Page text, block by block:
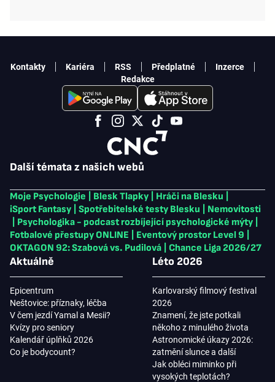
Další témata z našich webů
Moje Psychologie Blesk Tlapky Hráči na Blesku
iSport Fantasy
Spotřebitelské testy Blesku
Nemovitosti
Psychologika - podcast rozbíjející psychologické mýty
Fotbalové přestupy ONLINE
Eventový prostor Level 9
OKTAGON 92: Szabová vs. Pudilová
Chance Liga 2026/27
Aktuálně
Epicentrum
Neštovice: příznaky, léčba
V čem jezdí Yamal a Mesii?
Kvízy pro seniory
Kalendář úplňků 2026
Co je bodycount?
Léto 2026
Karlovarský filmový festival
2026
Znamení, že jste potkali
někoho z minulého života
Astronomické úkazy 2026:
zatmění slunce a další
Jak obléci miminko při
vysokých teplotách?
Kontakty Kariéra RSS Předplatné
Inzerce
Redakce